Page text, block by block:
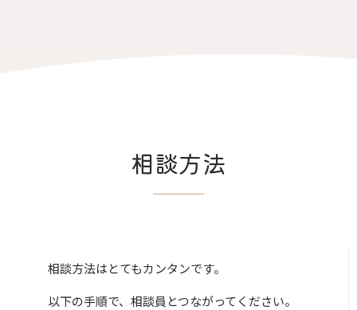
相談方法
相談方法はとてもカンタンです。
以下の手順で、相談員とつながってください。